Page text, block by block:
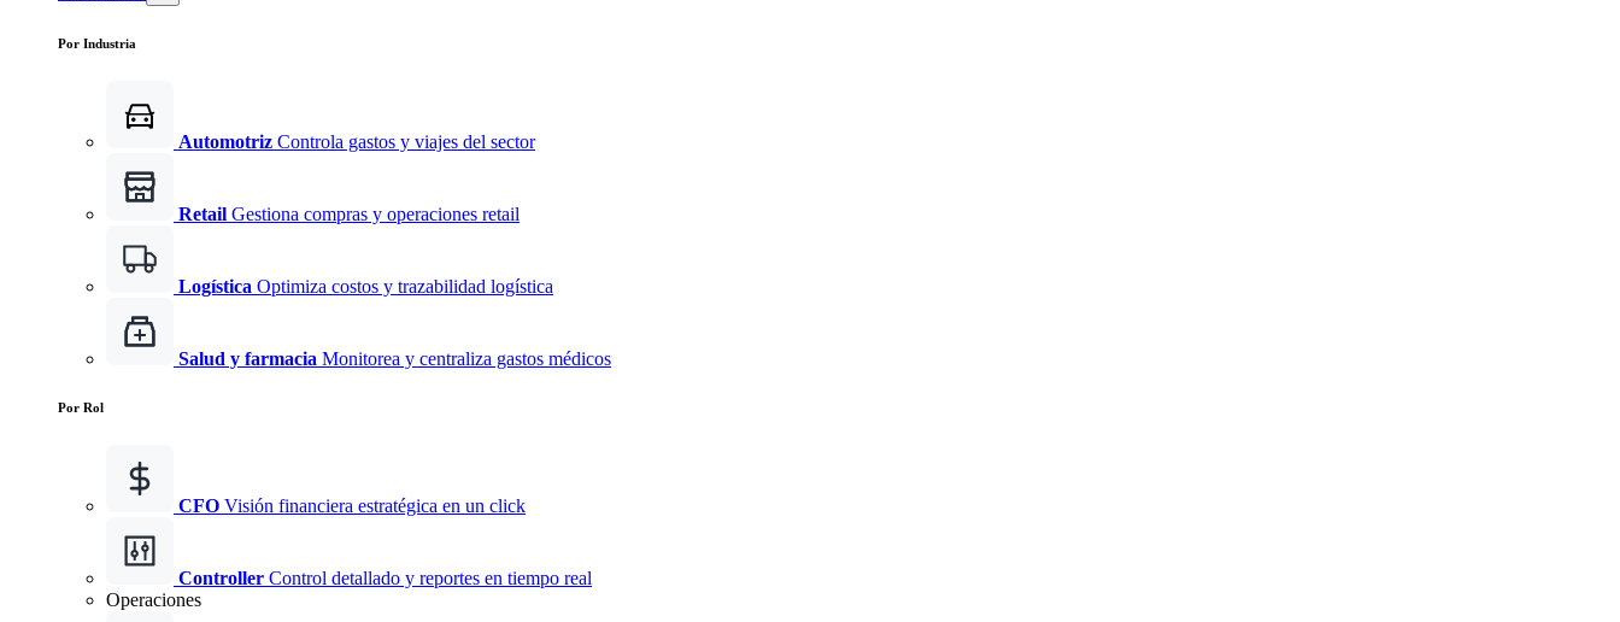
Por Industria
Automotriz Controla gastos y viajes del sector
Retail Gestiona compras y operaciones retail
Logística Optimiza costos y trazabilidad logística
Salud y farmacia Monitorea y centraliza gastos médicos
Por Rol
CFO Visión financiera estratégica en un click
Controller Control detallado y reportes en tiempo real
Operaciones